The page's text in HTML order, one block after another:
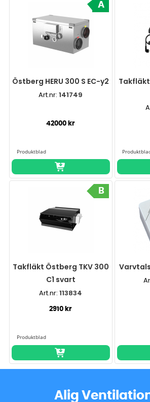
Östberg HERU 300 S EC-y2
Art.nr:141749
42000 kr
A
Takfläkt
Takfläkt Östberg TKV 300
C1 svart
Art.nr:113834
2910 kr
B
Alig